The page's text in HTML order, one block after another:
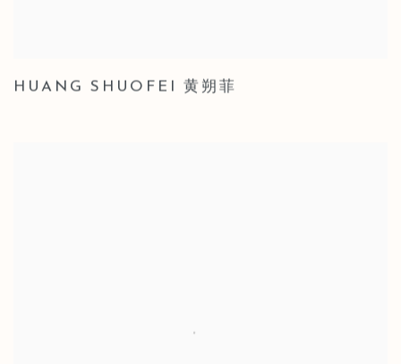
HUANG SHUOFEI 黄朔菲